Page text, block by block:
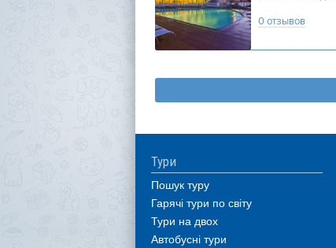
0 отзывов
Тури
Пошук туру
Гарячі тури по світу
Тури на двох
Автобусні тури